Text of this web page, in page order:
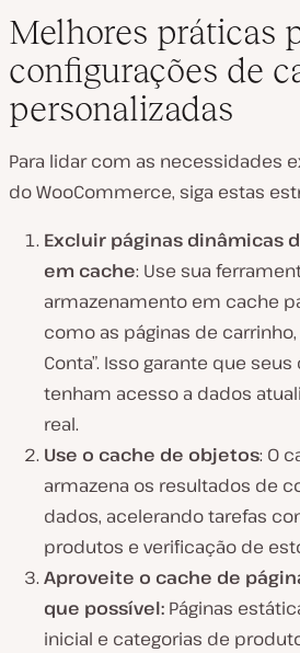
Melhores práticas
configurações de
personalizadas
Para lidar com as necessidades
do WooCommerce, siga estas
Excluir páginas dinâmicas
em cache: Use sua
armazenamento em cache
como as páginas de
Conta”. Isso garante que
tenham acesso a dados
real.
Use o cache de objetos: O
armazena os resultados de
dados, acelerando tarefas
produtos e verificação de
Aproveite o cache de
que possível: Páginas
inicial e categorias de